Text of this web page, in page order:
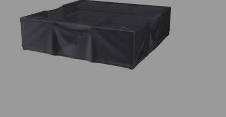
ÚVOD
VŠE O NÁKUPU
REALIZACE V ČR
KONTAKT